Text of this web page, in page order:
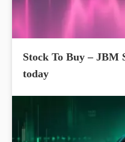
Stock To Buy – JBM
today